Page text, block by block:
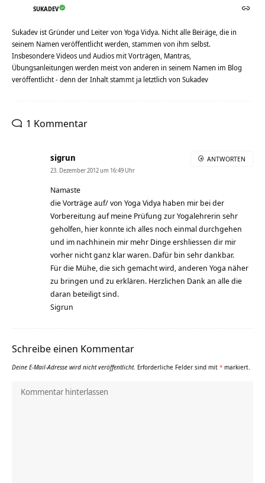
SUKADEV
Sukadev ist Gründer und Leiter von Yoga Vidya. Nicht alle Beiräge, die in
seinem Namen veröffentlicht werden, stammen von ihm selbst.
Insbesondere Videos und Audios mit Vorträgen, Mantras,
Übungsanleitungen werden meist von anderen in seinem Namen im Blog
veröffentlicht - denn der Inhalt stammt ja letztlich von Sukadev
1 Kommentar
sigrun
23. Dezember 2012 um 16:49 Uhr
Namaste
die Vorträge auf/ von Yoga Vidya haben mir bei der
Vorbereitung auf meine Prüfung zur Yogalehrerin sehr
geholfen, hier konnte ich alles noch einmal durchgehen
und im nachhinein mir mehr Dinge ershliessen dir mir
vorher nicht ganz klar waren. Dafür bin sehr dankbar.
Für die Mühe, die sich gemacht wird, anderen Yoga näher
zu bringen und zu erklären. Herzlichen Dank an alle die
daran beteiligt sind.
Sigrun
ANTWORTEN
Schreibe einen Kommentar
Deine E-Mail-Adresse wird nicht veröffentlicht. Erforderliche Felder sind mit * markiert.